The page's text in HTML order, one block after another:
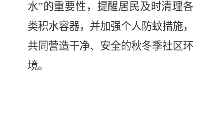
水”的重要性，提醒居民及时清理各
类积水容器， 并加强个人 防蚊措施，
共同营造干净、安全的秋冬季社区环
境。